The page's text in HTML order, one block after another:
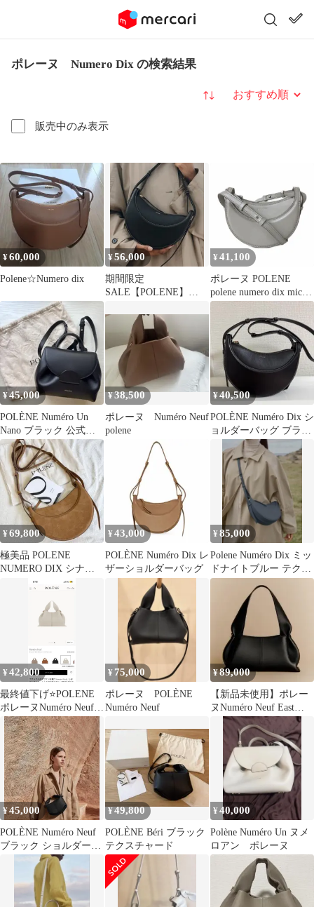
ポレーヌ Numero Dix の検索結果
販売中のみ表示
並び替え
¥60,000
Polene☆Numero dix
¥56,000
期間限定
SALE【POLENE】
¥ 41,100
ポレーヌ POLENE
polene numero dix micro
ショルダーバッグ ジッ
プ開閉 ハーフムーン 銀
色 シルバーカラー
¥45,000
POLÈNE Numéro Un
Nano ブラック 公式購
入
¥38,500
ポレーヌ Numéro Neuf
polene
¥40,500
POLÈNE Numéro Dix シ
ョルダーバッグ ブラッ
クスムース
¥69,800
極美品 POLENE
NUMERO DIX シナモ
ン ヌバック ショルダー
¥ 43,000
POLÈNE Numéro Dix レ
ザーショルダーバッグ
¥85,000
Polene Numéro Dix ミッ
ドナイトブルー テクス
チャード
¥42,800
最終値下げ⭐️POLENE
ポレーヌNuméro Neuf
ヌメロヌフチョーク
¥ 75,000
ポレーヌ POLÈNE
Numéro Neuf
¥89,000
【新品未使用】ポレー
ヌNuméro Neuf East
West ブラック
¥45,000
POLÈNE Numéro Neuf
ブラック ショルダーバ
¥49,800
POLÈNE Béri ブラック
テクスチャード
¥40,000
Polène Numéro Un ヌメ
ロアン ポレーヌ